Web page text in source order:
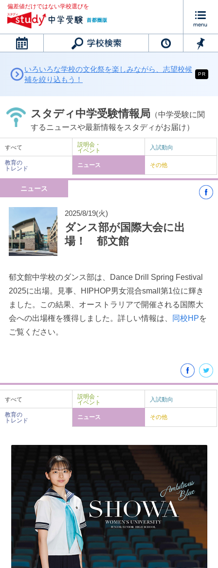
偏差値だけではない学校選びを
カレンダー
最近見た学校
学校閲覧履歴はありません
いろいろな学校の文化祭を楽しみながら、志望校候
補を絞り込もう！
PR
スタディ中学受験情報局 （中学受験に関
するニュースや最新情報をスタディがお届け）
すべて
説明会・
イベント
入試動向
教育の
トレンド
ニュース その他
ニュース
2025/8/19(火)
ダンス部が国際大会に出
場！ 郁文館
郁文館中学校のダンス部は、Dance Drill Spring Festival
2025に出場。見事、HIPHOP男女混合small第1位に輝き
ました。この結果、オーストラリアで開催される国際大
会への出場権を獲得しました。詳しい情報は、
同校HPを
ご覧ください。
すべて
説明会・
イベント
入試動向
教育の
トレンド
ニュース その他